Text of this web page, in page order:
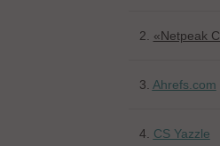
2. «Netpeak
3. Ahrefs.com
4. CS Yazzle